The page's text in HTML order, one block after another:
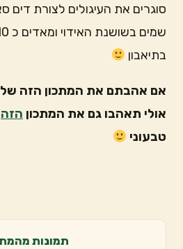
סוגרים את העיגולים לצורת דים
שמים בשושנת האידוי ומאדים כ 10 דקות
בתיאבון
אם אהבתם את המתכון הזה של
אולי תאהבו גם את המתכון הזה
טבעוני
תמונות